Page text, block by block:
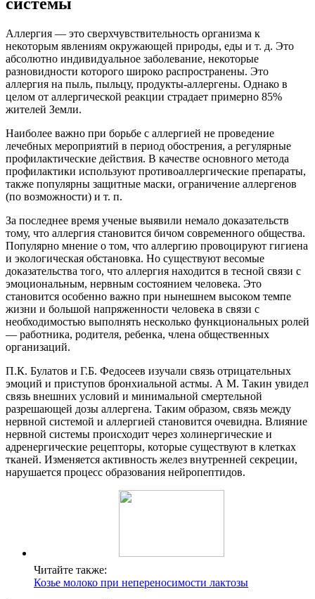
Аллергия — это сверхчувствительность организма к
некоторым явлениям окружающей природы, еды и т. д. Это
абсолютно индивидуальное заболевание, некоторые
разновидности которого широко распространены. Это
аллергия на пыль, пыльцу, продукты-аллергены. Однако в
целом от аллергической реакции страдает примерно 85%
жителей Земли.
Наиболее важно при борьбе с аллергией не проведение
лечебных мероприятий в период обострения, а регулярные
профилактические действия. В качестве основного метода
профилактики используют противоаллергические препараты,
также популярны защитные маски, ограничение аллергенов
(по возможности) и т. п.
За последнее время ученые выявили немало доказательств
тому, что аллергия становится бичом современного общества.
Популярно мнение о том, что аллергию провоцируют гигиена
и экологическая обстановка. Но существуют весомые
доказательства того, что аллергия находится в тесной связи с
эмоциональным, нервным состоянием человека. Это
становится особенно важно при нынешнем высоком темпе
жизни и большой напряженности человека в связи с
необходимостью выполнять несколько функциональных ролей
— работника, родителя, ребенка, члена общественных
организаций.
П.К. Булатов и Г.Б. Федосеев изучали связь отрицательных
эмоций и приступов бронхиальной астмы. А М. Такин увидел
связь внешних условий и минимальной смертельной
разрешающей дозы аллергена. Таким образом, связь между
нервной системой и аллергией становится очевидна. Влияние
нервной системы происходит через холинергические и
адренергические рецепторы, которые существуют в клетках
тканей. Изменяется активность желез внутренней секреции,
нарушается процесс образования нейропептидов.
Читайте также:
Козье молоко при непереносимости лактозы